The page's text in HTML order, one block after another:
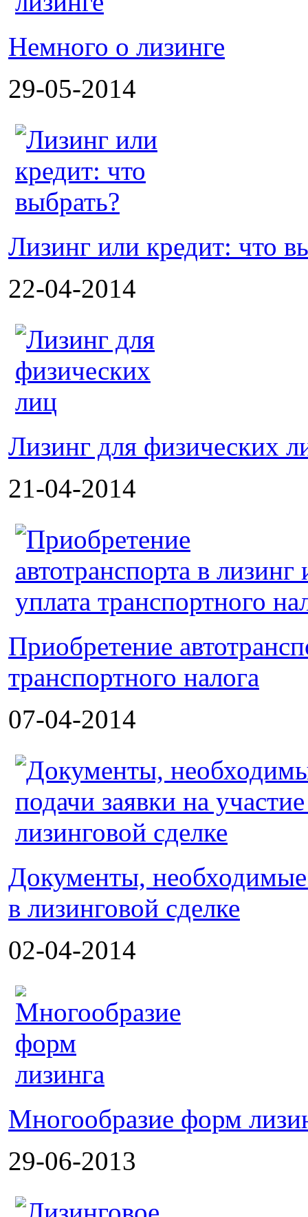
Немного о лизинге
29-05-2014
Лизинг или кредит: что
22-04-2014
Лизинг для физических
21-04-2014
Приобретение
транспортного налога
07-04-2014
Документы, необходимые
в лизинговой сделке
02-04-2014
Многообразие форм
29-06-2013